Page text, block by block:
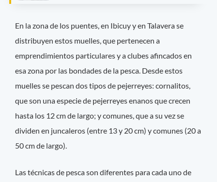
En la zona de los puentes, en Ibicuy y en Talavera se
distribuyen estos muelles, que pertenecen a
emprendimientos particulares y a clubes afincados en
esa zona por las bondades de la pesca. Desde estos
muelles se pescan dos tipos de pejerreyes: cornalitos,
que son una especie de pejerreyes enanos que crecen
hasta los 12 cm de largo; y comunes, que a su vez se
dividen en juncaleros (entre 13 y 20 cm) y comunes (20 a
50 cm de largo).
Las técnicas de pesca son diferentes para cada uno de